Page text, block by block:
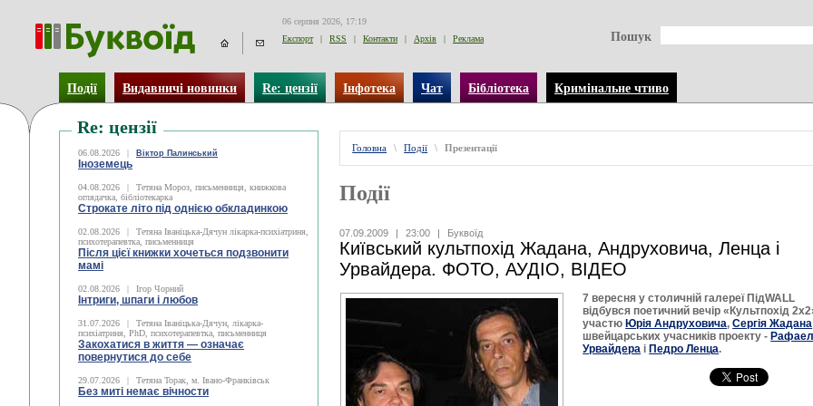
06 серпня 2026, 17:19
Експорт
| RSS | Контакти | Архів | Реклама Пошук
Події Видавничі новинки Re: цензії Інфотека Чат Бібліотека Кримінальне чтиво
Re: цензії
06.08.2026 | Віктор Палинський
Іноземець
04.08.2026 |
Тетяна Мороз, письменниця, книжкова
оглядачка, бібліотекарка
Строкате літо під однією обкладинкою
02.08.2026 |
Тетяна Іваніцька-Дячун лікарка-психіатриня,
психотерапевтка, письменниця
Після цієї книжки хочеться подзвонити
мамі
02.08.2026 | Ігор Чорний
Інтриги, шпаги і любов
31.07.2026 |
Тетяна Іваніцька-Дячун, лікарка-
психіатриня, PhD, психотерапевтка, письменниця
Закохатися в життя — означає
повернутися до себе
29.07.2026 | Тетяна Торак, м. Івано-Франківськ
Без миті немає вічности
Головна \ Події \ Презентації
Події
07.09.2009 | 23:00 | Буквоїд
Київський культпохід Жадана, Андруховича, Ленца і
Урвайдера. ФОТО, АУДІО, ВІДЕО
7 вересня у столичній галереї ПідWALL
відбувся поетичний вечір «Культпохід
участю Юрія Андруховича,Сергія Жадана
швейцарських учасників проекту -
Урвайдера і Педро Ленца.